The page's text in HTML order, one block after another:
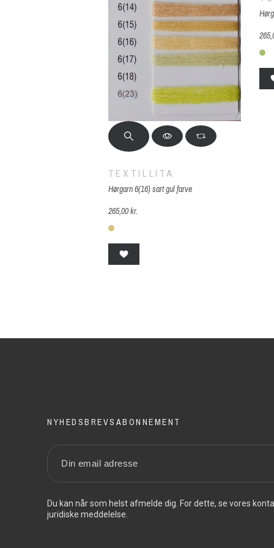
TEXTILLITA
Hørgarn 6(16) sart gul farve
265,00 kr.
6(16) sart gul
9
NYHEDSBREVSABONNEMENT
Du kan når som helst afmelde dig. For dette, se vores
juridiske meddelelse.